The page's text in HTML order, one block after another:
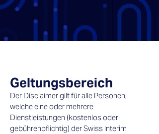
Geltungsbereich
Der Disclaimer gilt für alle Personen,
welche eine oder mehrere
Dienstleistungen (kostenlos oder
gebührenpflichtig) der Swiss Interim